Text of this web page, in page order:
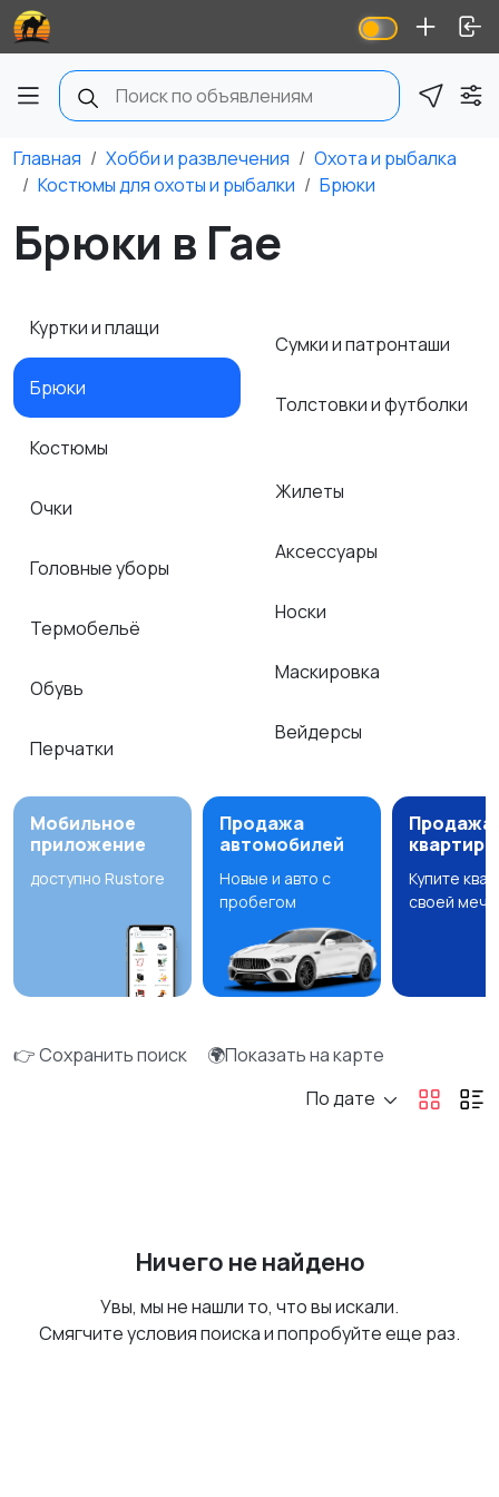
Главная Хобби и развлечения
Охота и рыбалка
Костюмы для охоты и рыбалки
Брюки
Брюки в Гае
Куртки и плащи
Брюки
Костюмы
Очки
Головные уборы
Термобельё
Обувь
Перчатки
Сумки и патронташи
Толстовки и футболки
Жилеты
Аксессуары
Носки
Маскировка
Вейдерсы
Мобильное
приложение
доступно Rustore
Продажа
автомобилей
Новые и авто с
пробегом
Продажа
квартир
Купите
своей
👉 Сохранить поиск
🌍Показать на карте
По дате
Ничего не найдено
Увы, мы не нашли то, что вы искали.
Смягчите условия поиска и попробуйте еще раз.